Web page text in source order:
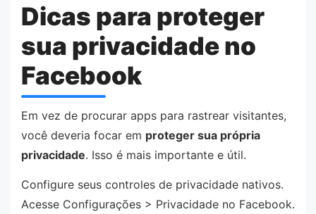
Dicas para proteger
sua privacidade no
Facebook
Em vez de procurar apps para rastrear visitantes,
você deveria focar em proteger sua própria
privacidade. Isso é mais importante e útil.
Configure seus controles de privacidade nativos.
Acesse Configurações > Privacidade no Facebook.